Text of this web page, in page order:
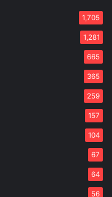
1,705
1,281
665
365
259
157
104
67
64
56